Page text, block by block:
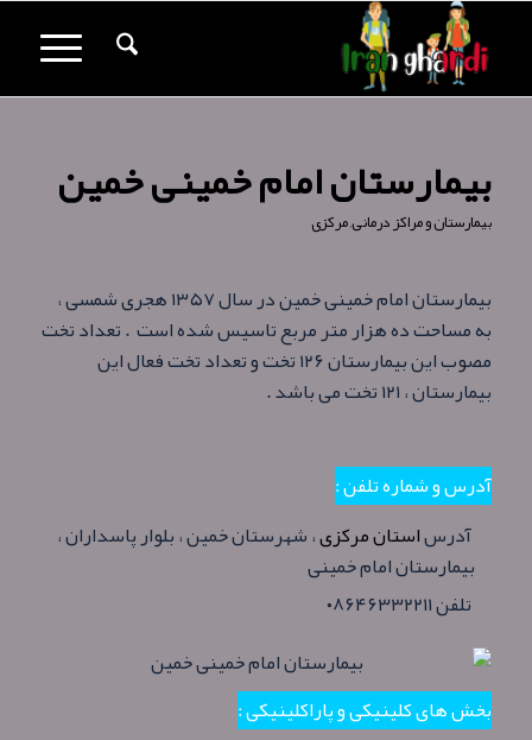
بیمارستان امام خمینی خمین
بیمارستان و مراکز درمانی,مرکزی
بیمارستان امام خمینی خمین در سال ۱۳۵۷ هجری شمسی ،
به مساحت ده هزار متر مربع تاسیس شده است . تعداد تخت
مصوب این بیمارستان ۱۲۶ تخت و تعداد تخت فعال این
بیمارستان ، ۱۲۱ تخت می باشد .
آدرس و شماره تلفن :
آدرساستان مرکزی، شهرستان خمین ، بلوار پاسداران ،
بیمارستان امام خمینی
تلفن ۰۸۶۴۶۳۳۲۲۱۱
بخش های کلینیکی و پاراکلینیکی :